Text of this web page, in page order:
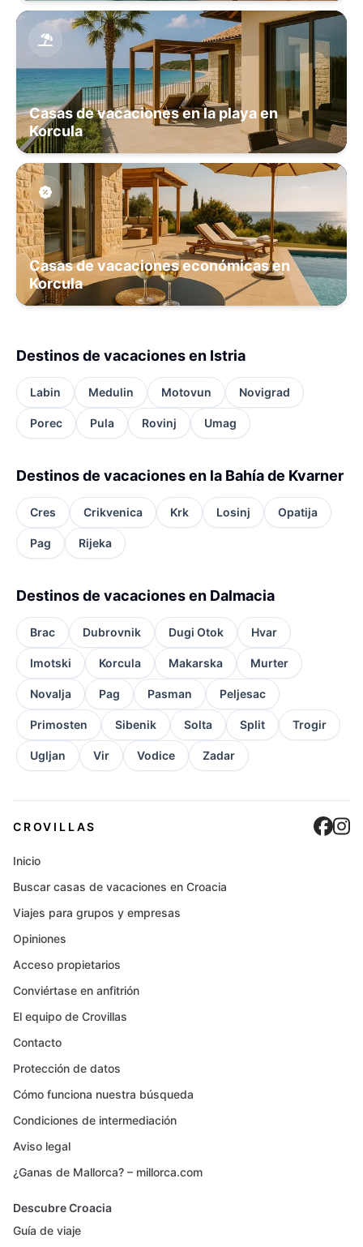
Casas de vacaciones en la playa en
Korcula
Casas de vacaciones económicas en
Korcula
Destinos de vacaciones en Istria
Labin Medulin Motovun Novigrad
Porec Pula Rovinj Umag
Destinos de vacaciones en la Bahía de Kvarner
Cres Crikvenica Krk Losinj Opatija
Pag Rijeka
Destinos de vacaciones en Dalmacia
Brac Dubrovnik Dugi Otok Hvar
Imotski Korcula Makarska Murter
Novalja Pag Pasman Peljesac
Primosten Sibenik Solta Split Trogir
Ugljan Vir Vodice Zadar
CROVILLAS
Inicio
Buscar casas de vacaciones en Croacia
Viajes para grupos y empresas
Opiniones
Acceso propietarios
Conviértase en anfitrión
El equipo de Crovillas
Contacto
Protección de datos
Cómo funciona nuestra búsqueda
Condiciones de intermediación
Aviso legal
¿Ganas de Mallorca? – millorca.com
Descubre Croacia
Guía de viaje